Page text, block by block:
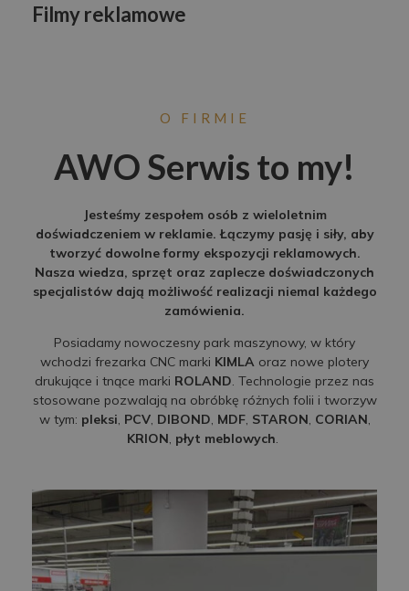
Filmy reklamowe
O FIRMIE
AWO Serwis to my!
Jesteśmy zespołem osób z wieloletnim
doświadczeniem w reklamie. Łączymy pasję i siły, aby
tworzyć dowolne formy ekspozycji reklamowych.
Nasza wiedza, sprzęt oraz zaplecze doświadczonych
specjalistów dają możliwość realizacji niemal każdego
zamówienia.
Posiadamy nowoczesny park maszynowy, w który
wchodzi frezarka CNC marki KIMLA oraz nowe plotery
drukujące i tnące marki ROLAND. Technologie przez nas
stosowane pozwalają na obróbkę różnych folii i tworzyw
w tym: pleksi, PCV, DIBOND, MDF, STARON, CORIAN,
KRION, płyt meblowych.